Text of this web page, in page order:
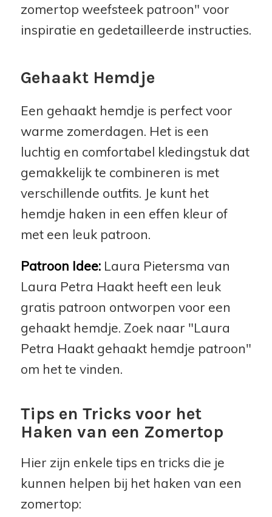
zomertop weefsteek patroon" voor
inspiratie en gedetailleerde instructies.
Gehaakt Hemdje
Een gehaakt hemdje is perfect voor
warme zomerdagen. Het is een
luchtig en comfortabel kledingstuk dat
gemakkelijk te combineren is met
verschillende outfits. Je kunt het
hemdje haken in een effen kleur of
met een leuk patroon.
Patroon Idee:Laura Pietersma van
Laura Petra Haakt heeft een leuk
gratis patroon ontworpen voor een
gehaakt hemdje. Zoek naar "Laura
Petra Haakt gehaakt hemdje patroon"
om het te vinden.
Tips en Tricks voor het
Haken van een Zomertop
Hier zijn enkele tips en tricks die je
kunnen helpen bij het haken van een
zomertop: